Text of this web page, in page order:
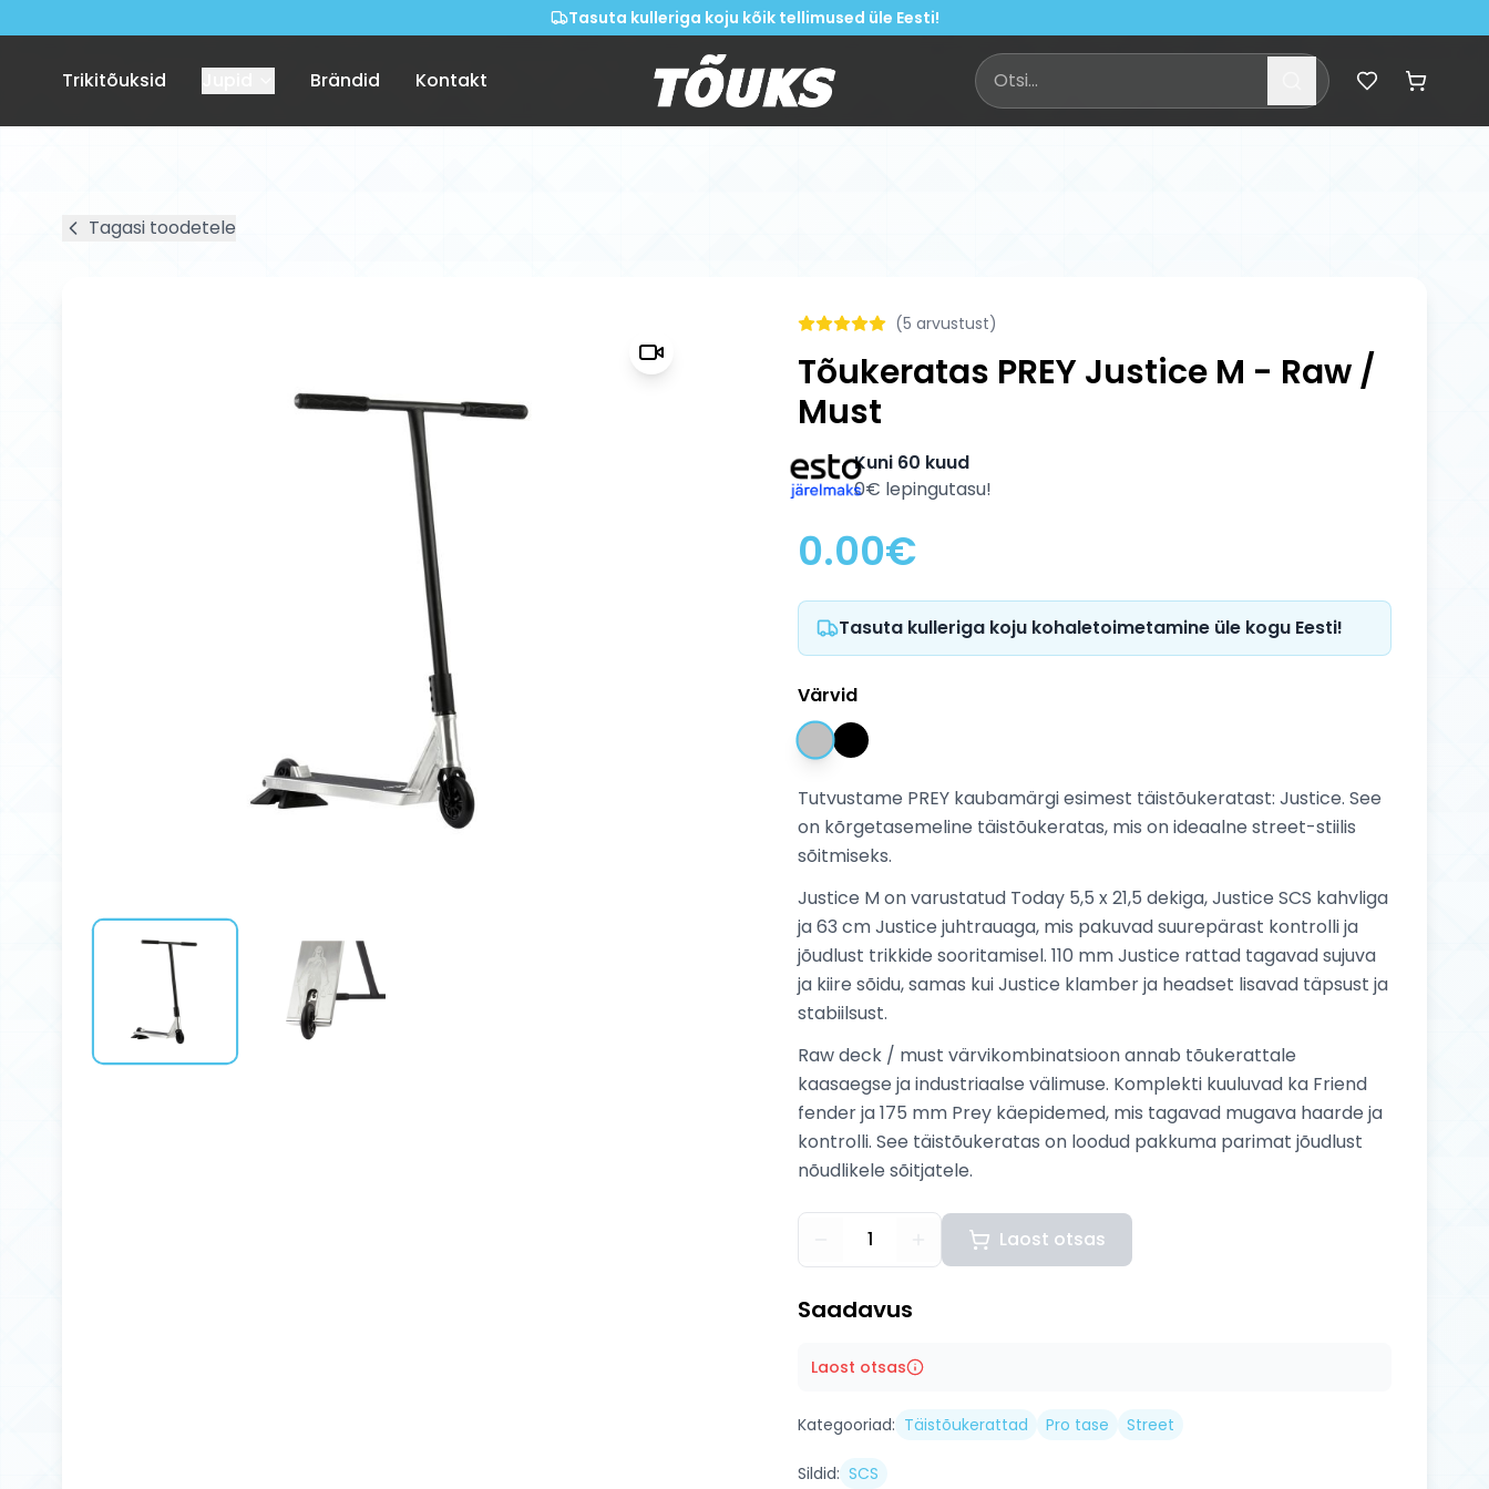
Tasuta kulleriga koju kõik tellimused üle Eesti!
Trikitõuksid Brändid Kontakt
Tagasi toodetele
(5 arvustust)
Tõukeratas PREY Justice M - Raw /
Must
Kuni 60 kuud
0€ lepingutasu!
0.00€
Tasuta kulleriga koju kohaletoimetamine üle kogu Eesti!
Värvid
Tutvustame PREY kaubamärgi esimest täistõukeratast: Justice. See
on kõrgetasemeline täistõukeratas, mis on ideaalne street-stiilis
sõitmiseks.
Justice M on varustatud Today 5,5 x 21,5 dekiga, Justice SCS kahvliga
ja 63 cm Justice juhtrauaga, mis pakuvad suurepärast kontrolli ja
jõudlust trikkide sooritamisel. 110 mm Justice rattad tagavad sujuva
ja kiire sõidu, samas kui Justice klamber ja headset lisavad täpsust ja
stabiilsust.
Raw deck / must värvikombinatsioon annab tõukerattale
kaasaegse ja industriaalse välimuse. Komplekti kuuluvad ka Friend
fender ja 175 mm Prey käepidemed, mis tagavad mugava haarde ja
kontrolli. See täistõukeratas on loodud pakkuma parimat jõudlust
nõudlikele sõitjatele.
1 Laost otsas
Saadavus
Laost otsas
Kategooriad: Täistõukerattad Pro tase Street
Sildid: SCS